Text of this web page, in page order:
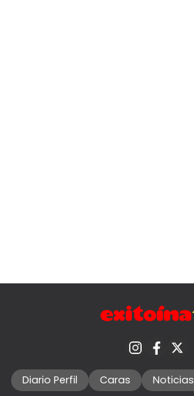
Diario Perfil Caras Noticias